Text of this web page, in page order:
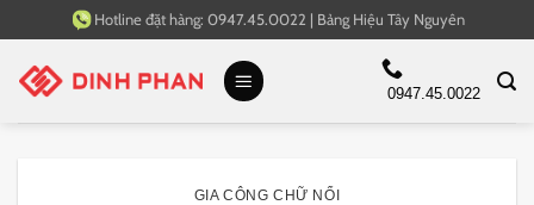
qua
nội
Hotline đặt hàng: 0947.45.0022 | Bảng Hiệu Tây Nguyên
0947.45.0022
GIA CÔNG CHỮ NỔI